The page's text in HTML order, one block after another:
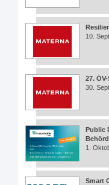
10.
27.
30.
Public
1.
Smart